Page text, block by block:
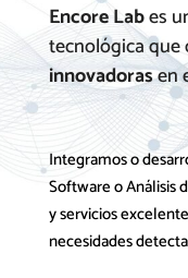
Encore Labes
tecnológica
innovadorasen
Integramos o
Software o Análisis
y servicios
necesidades